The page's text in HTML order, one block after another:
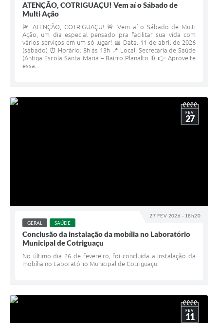
ATENÇÃO, COTRIGUAÇU! Vem aí o Sábado de
Multi Ação
🚨 ATENÇÃO, COTRIGUAÇU! 🚨 Vem aí o Sábado de Multi
Ação, um dia especial pensado pra facilitar sua vida com
vários serviços em um só lugar! 📅 Data: 11 de abril de 2026
(sábado) ⏰ Horário: 8h às 13h 📍 Local: Secretaria de Saúde
(Antiga Escola Santa Maria – Bairro Planalto II) 👉 Aproveite
essa...
27 FEV 2026 - 18h20
FEV
27
GERAL SAÚDE
Conclusão da instalação da mobília no Laboratório
Municipal de Cotriguaçu
No último dia 26 de fevereiro, foi concluída a instalação da
mobília no Laboratório Municipal de Cotriguaçu.
FEV
11